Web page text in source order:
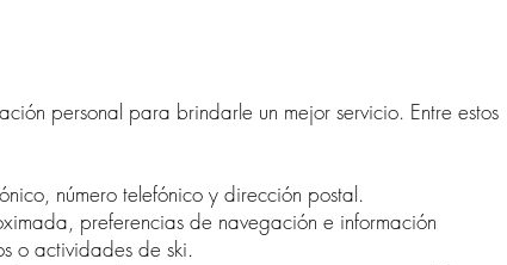
personal para brindarle un mejor servicio. Entre estos
número telefónico y dirección postal.
preferencias de navegación e información
o actividades de ski.